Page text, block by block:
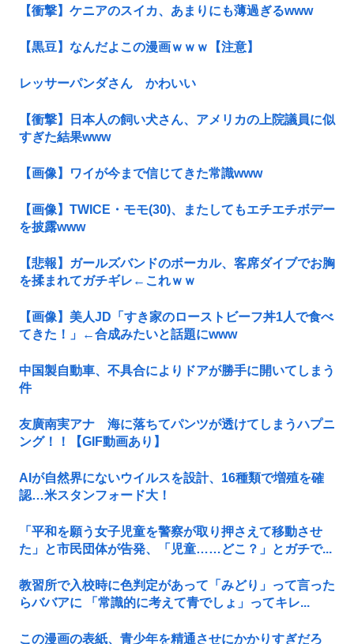
【衝撃】ケニアのスイカ、あまりにも薄過ぎるwww
【黒豆】なんだよこの漫画ｗｗｗ【注意】
レッサーパンダさん かわいい
【衝撃】日本人の飼い犬さん、アメリカの上院議員に似
すぎた結果www
【画像】ワイが今まで信じてきた常識www
【画像】TWICE・モモ(30)、またしてもエチエチボデー
を披露www
【悲報】ガールズバンドのボーカル、客席ダイブでお胸
を揉まれてガチギレ←これｗｗ
【画像】美人JD「すき家のローストビーフ丼1人で食べ
てきた！」←合成みたいと話題にwww
中国製自動車、不具合によりドアが勝手に開いてしまう
件
友廣南実アナ 海に落ちてパンツが透けてしまうハプニ
ング！！【GIF動画あり】
AIが自然界にないウイルスを設計、16種類で増殖を確
認…米スタンフォード大！
「平和を願う女子児童を警察が取り押さえて移動させ
た」と市民団体が告発、「児童……どこ？」とガチで...
教習所で入校時に色判定があって「みどり」って言った
らババアに 「常識的に考えて青でしょ」ってキレ...
この漫画の表紙、青少年を精通させにかかりすぎだろ